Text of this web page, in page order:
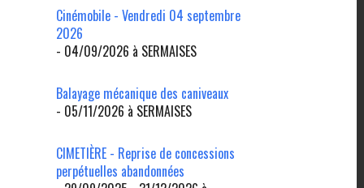
Cinémobile - Vendredi 04 septembre
2026
- 04/09/2026 à SERMAISES
Balayage mécanique des caniveaux
- 05/11/2026 à SERMAISES
CIMETIÈRE - Reprise de concessions
perpétuelles abandonnées